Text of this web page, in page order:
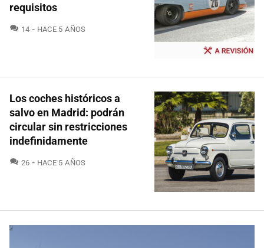
requisitos
14 COMENTARIOS
HACE 5 AÑOS
Los coches históricos a
salvo en Madrid: podrán
circular sin restricciones
indefinidamente
26 COMENTARIOS
HACE 5 AÑOS